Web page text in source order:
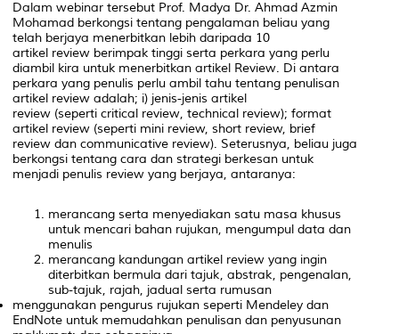
Dalam webinar tersebut Prof. Madya Dr. Ahmad Azmin
Mohamad berkongsi tentang pengalaman beliau yang
telah berjaya menerbitkan lebih daripada 10
artikel review berimpak tinggi serta perkara yang perlu
diambil kira untuk menerbitkan artikel Review. Di antara
perkara yang penulis perlu ambil tahu tentang penulisan
artikel review adalah; i) jenis-jenis artikel
review (seperti critical review, technical review); format
artikel review (seperti mini review, short review, brief
review dan communicative review). Seterusnya, beliau juga
berkongsi tentang cara dan strategi berkesan untuk
menjadi penulis review yang berjaya, antaranya:
merancang serta menyediakan satu masa khusus
untuk mencari bahan rujukan, mengumpul data dan
menulis
merancang kandungan artikel review yang ingin
diterbitkan bermula dari tajuk, abstrak, pengenalan,
sub-tajuk, rajah, jadual serta rumusan
menggunakan pengurus rujukan seperti Mendeley dan
EndNote untuk memudahkan penulisan dan penyusunan